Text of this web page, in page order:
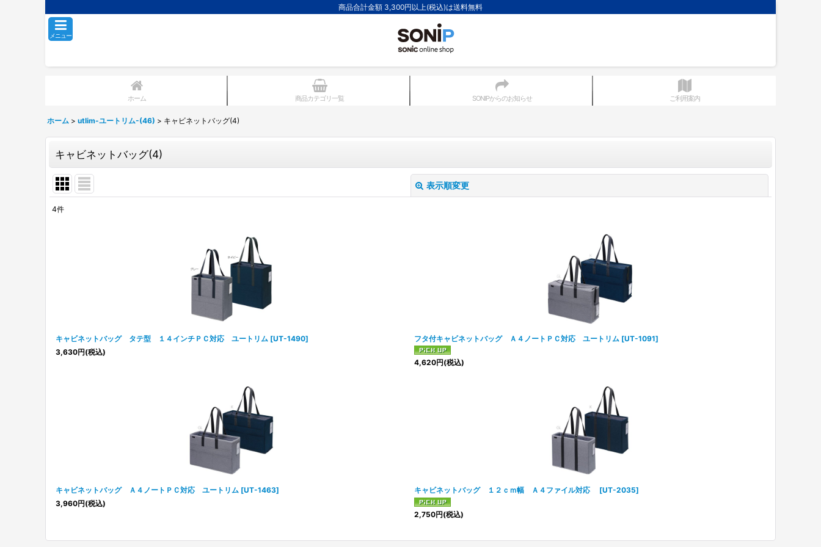
商品合計金額 3,300円以上(税込)は送料無料
メニュー
ホーム 商品カテゴリ一覧 SONIPからのお知らせ ご利用案内
ホーム > utlim-ユートリム-(46) > キャビネットバッグ(4)
キャビネットバッグ(4)
表示順変更
4件
キャビネットバッグ タテ型 １４インチＰＣ対応 ユートリム [UT-1490]
3,630円(税込)
フタ付キャビネットバッグ Ａ４ノートＰＣ対応 ユートリム [UT-1091]
4,620円(税込)
キャビネットバッグ Ａ４ノートＰＣ対応 ユートリム [UT-1463]
3,960円(税込)
キャビネットバッグ １２ｃｍ幅 Ａ４ファイル対応 [UT-2035]
2,750円(税込)